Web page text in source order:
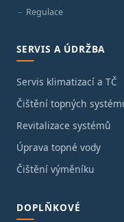
Regulace
SERVIS A ÚDRŽBA
Servis klimatizací a TČ
Čištění topných
Revitalizace systémů
Úprava topné vody
Čištění výměníku
DOPLŇKOVÉ